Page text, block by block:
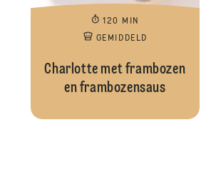
120 MIN
GEMIDDELD
Charlotte met frambozen
en frambozensaus